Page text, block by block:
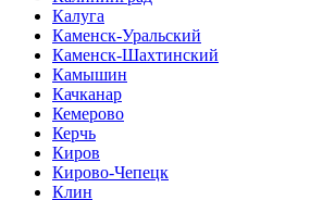
Калуга
Каменск-Уральский
Каменск-Шахтинский
Камышин
Качканар
Кемерово
Керчь
Киров
Кирово-Чепецк
Клин